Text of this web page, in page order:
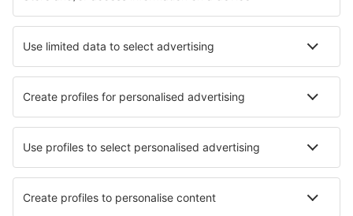
Află mai multe
Companii aeriene
Wizz Air
Ryanair